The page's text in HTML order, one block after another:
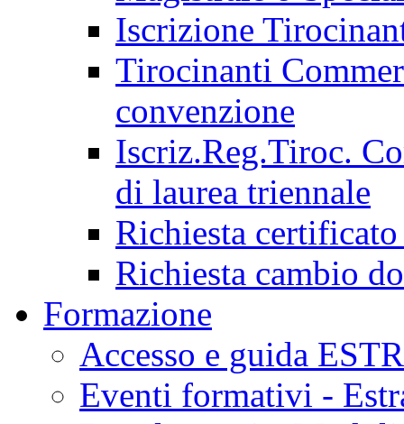
Iscrizione
Tirocinanti
convenzione
Iscriz.Reg.Tiroc.
di laurea triennale
Richiesta
Richiesta cambio
Formazione
Accesso e guida
Eventi formativi -